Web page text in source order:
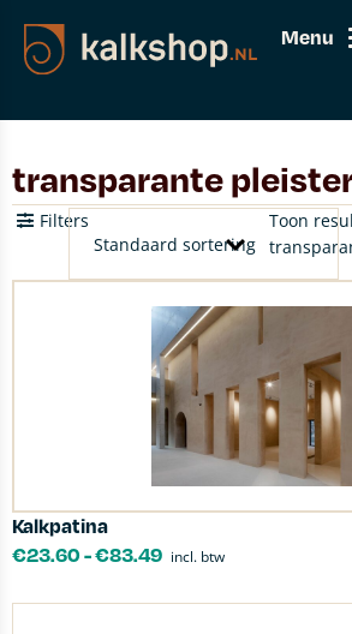
Menu
transparante
Toon
Filters
Kalkpatina
€23.60-€83.49 incl. btw